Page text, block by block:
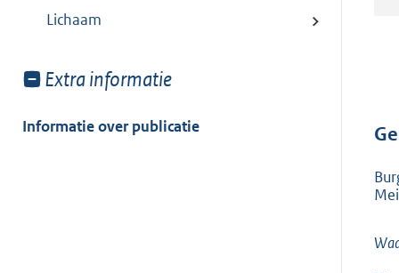
van:
Lichaam
Toon
van:
Extra informatie
Informatie over publicatie